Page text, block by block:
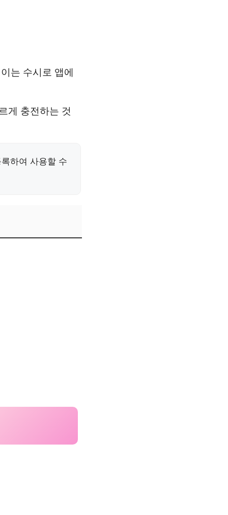
는 수시로 앱에
게 충전하는 것
하여 사용할 수